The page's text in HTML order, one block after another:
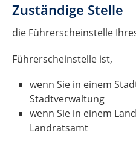
Zuständige Stelle
die Führerscheinstelle
Führerscheinstelle ist,
wenn Sie in einem
Stadtverwaltung
wenn Sie in einem
Landratsamt